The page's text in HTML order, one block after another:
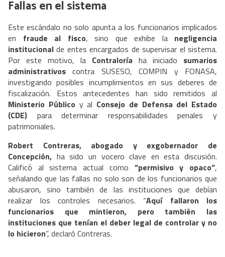
Fallas en el sistema
Este escándalo no solo apunta a los funcionarios implicados
en fraude al fisco, sino que exhibe la negligencia
institucional de entes encargados de supervisar el sistema.
Por este motivo, la Contraloría ha iniciado sumarios
administrativos contra SUSESO, COMPIN y FONASA,
investigando posibles incumplimientos en sus deberes de
fiscalización. Estos antecedentes han sido remitidos al
Ministerio Público y al Consejo de Defensa del Estado
(CDE) para determinar responsabilidades penales y
patrimoniales.
Robert Contreras, abogado y exgobernador de
Concepción, ha sido un vocero clave en esta discusión.
Calificó al sistema actual como “permisivo y opaco”,
señalando que las fallas no solo son de los funcionarios que
abusaron, sino también de las instituciones que debían
realizar los controles necesarios. “Aquí fallaron los
funcionarios que mintieron, pero también las
instituciones que tenían el deber legal de controlar y no
lo hicieron”, declaró Contreras.